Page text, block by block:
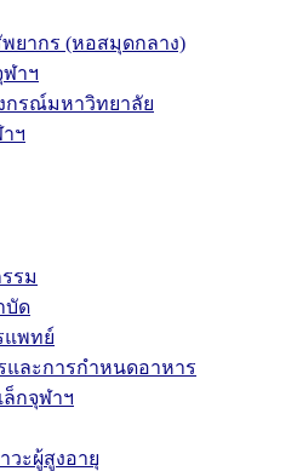
ยากร (หอสมุดกลาง)
าฯ
กรณ์มหาวิทยาลัย
ฯ
รม
บัด
แพทย์
ละการกำหนดอาหาร
ล็กจุฬาฯ
วะผู้สูงอายุ